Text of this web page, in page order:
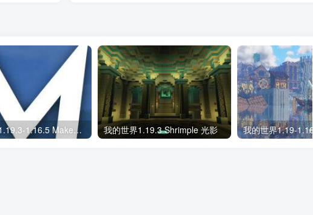
我的世界1.19.3-1.16.5 MakeUp – Ultra Fast 光影 我的世界1.19.3 Shrimple 光影